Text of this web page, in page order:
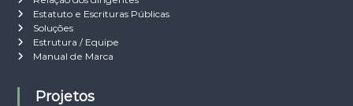
Estatuto e Escrituras Públicas
Soluções
Estrutura / Equipe
Manual de Marca
Projetos